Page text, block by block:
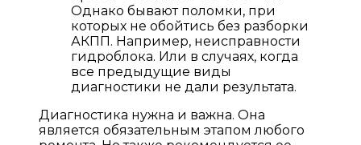
Однако бывают поломки, при
которых не обойтись без разборки
АКПП. Например, неисправности
гидроблока. Или в случаях, когда
все предыдущие виды
диагностики не дали результата.
Диагностика нужна и важна. Она
является обязательным этапом любого